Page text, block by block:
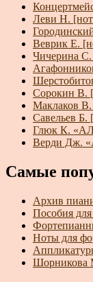
Леви Н.
Веврик Е.
Чичерина
Сорокин В.
Маклаков
Савельев Б.
Глюк К.
Верди Дж.
Самые
Архив
Пособия
Ноты для
Шорникова